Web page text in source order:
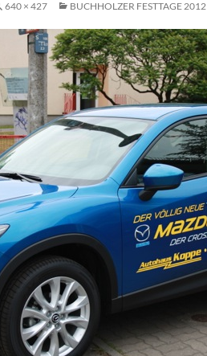
640 × 427 BUCHHOLZER FESTTAGE 2012